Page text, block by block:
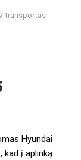
transportas
Hyundai
kad į aplinką